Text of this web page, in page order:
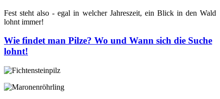
Fest steht also - egal in welcher Jahreszeit, ein Blick in den Wald
lohnt immer!
Wie findet man Pilze? Wo und Wann sich die Suche
lohnt!